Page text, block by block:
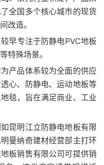
全国多个核心城市的现货
改造。
较早专注于防静电PVC地板
特殊场景。
为产品体系较为全面的供应
心、防静电、运动地板等
毯，旨在满足商业、工业
昆明江立防静电地板有限
曼纳奇建材经营部主打环
板销售有限公司可提供销